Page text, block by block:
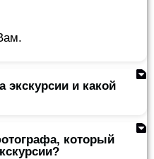
экскурсии и какой
который